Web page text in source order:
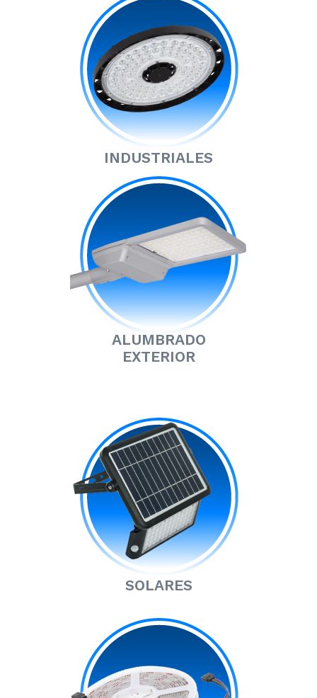
INDUSTRIALES
ALUMBRADO
EXTERIOR
SOLARES